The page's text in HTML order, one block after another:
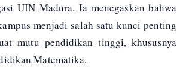
UIN Madura. Ia menegaskan bahwa
menjadi salah satu kunci penting
mutu pendidikan tinggi, khususnya
Matematika.